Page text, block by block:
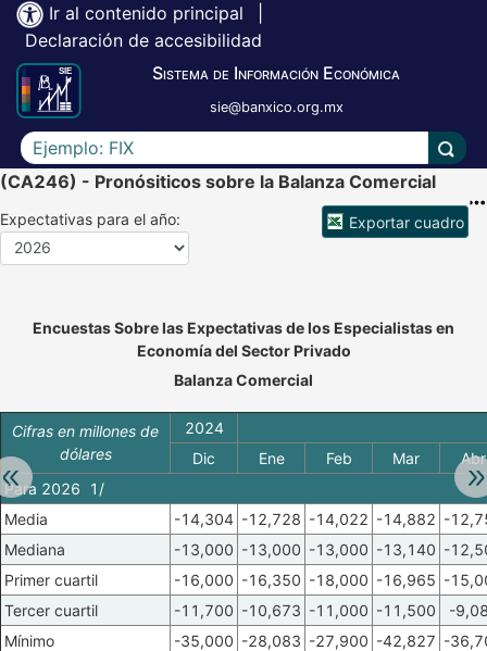
Ir al contenido principal
Declaración de accesibilidad
Sistema de Información Económica
sie@banxico.org.mx
Escriba el texto a buscar
(CA246) - Pronósiticos sobre la Balanza Comercial
Expectativas para el año: Exportar cuadro
Retroceder:
Accesibilidad de Cuadros Analíticos, al exportar el cuadro
Encuestas Sobre las Expectativas de los Especialistas en
Economía del Sector Privado
Balanza Comercial
Cifras en millones de
dólares
2024
Dic
Ene Feb Mar
Abr
Para 2026 1/
Media
-14,304 -12,728 -14,022 -14,882 -
Mediana
-13,000 -13,000 -13,000 -13,140 -
Primer cuartil
-16,000 -16,350 -18,000 -16,965 -
Tercer cuartil
-11,700 -10,673 -11,000 -11,500
-
Mínimo
-35,000 -28,083 -27,900 -42,827 -